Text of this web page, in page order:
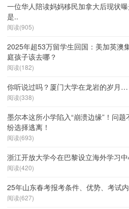
一位华人陪读妈妈移民加拿大后现状
是..
阅读(905)
2025年超53万留学生回国：美加英澳
庭孩子该去哪？
阅读(182)
你听说过吗？厦门大学在龙岩的岁月…
阅读(338)
墨尔本这所小学陷入“崩溃边缘”！问
纷选择逃离！
阅读(693)
浙江开放大学今在巴黎设立海外学习
阅读(420)
25年山东春考报考条件、优势、考试
阅读(627)